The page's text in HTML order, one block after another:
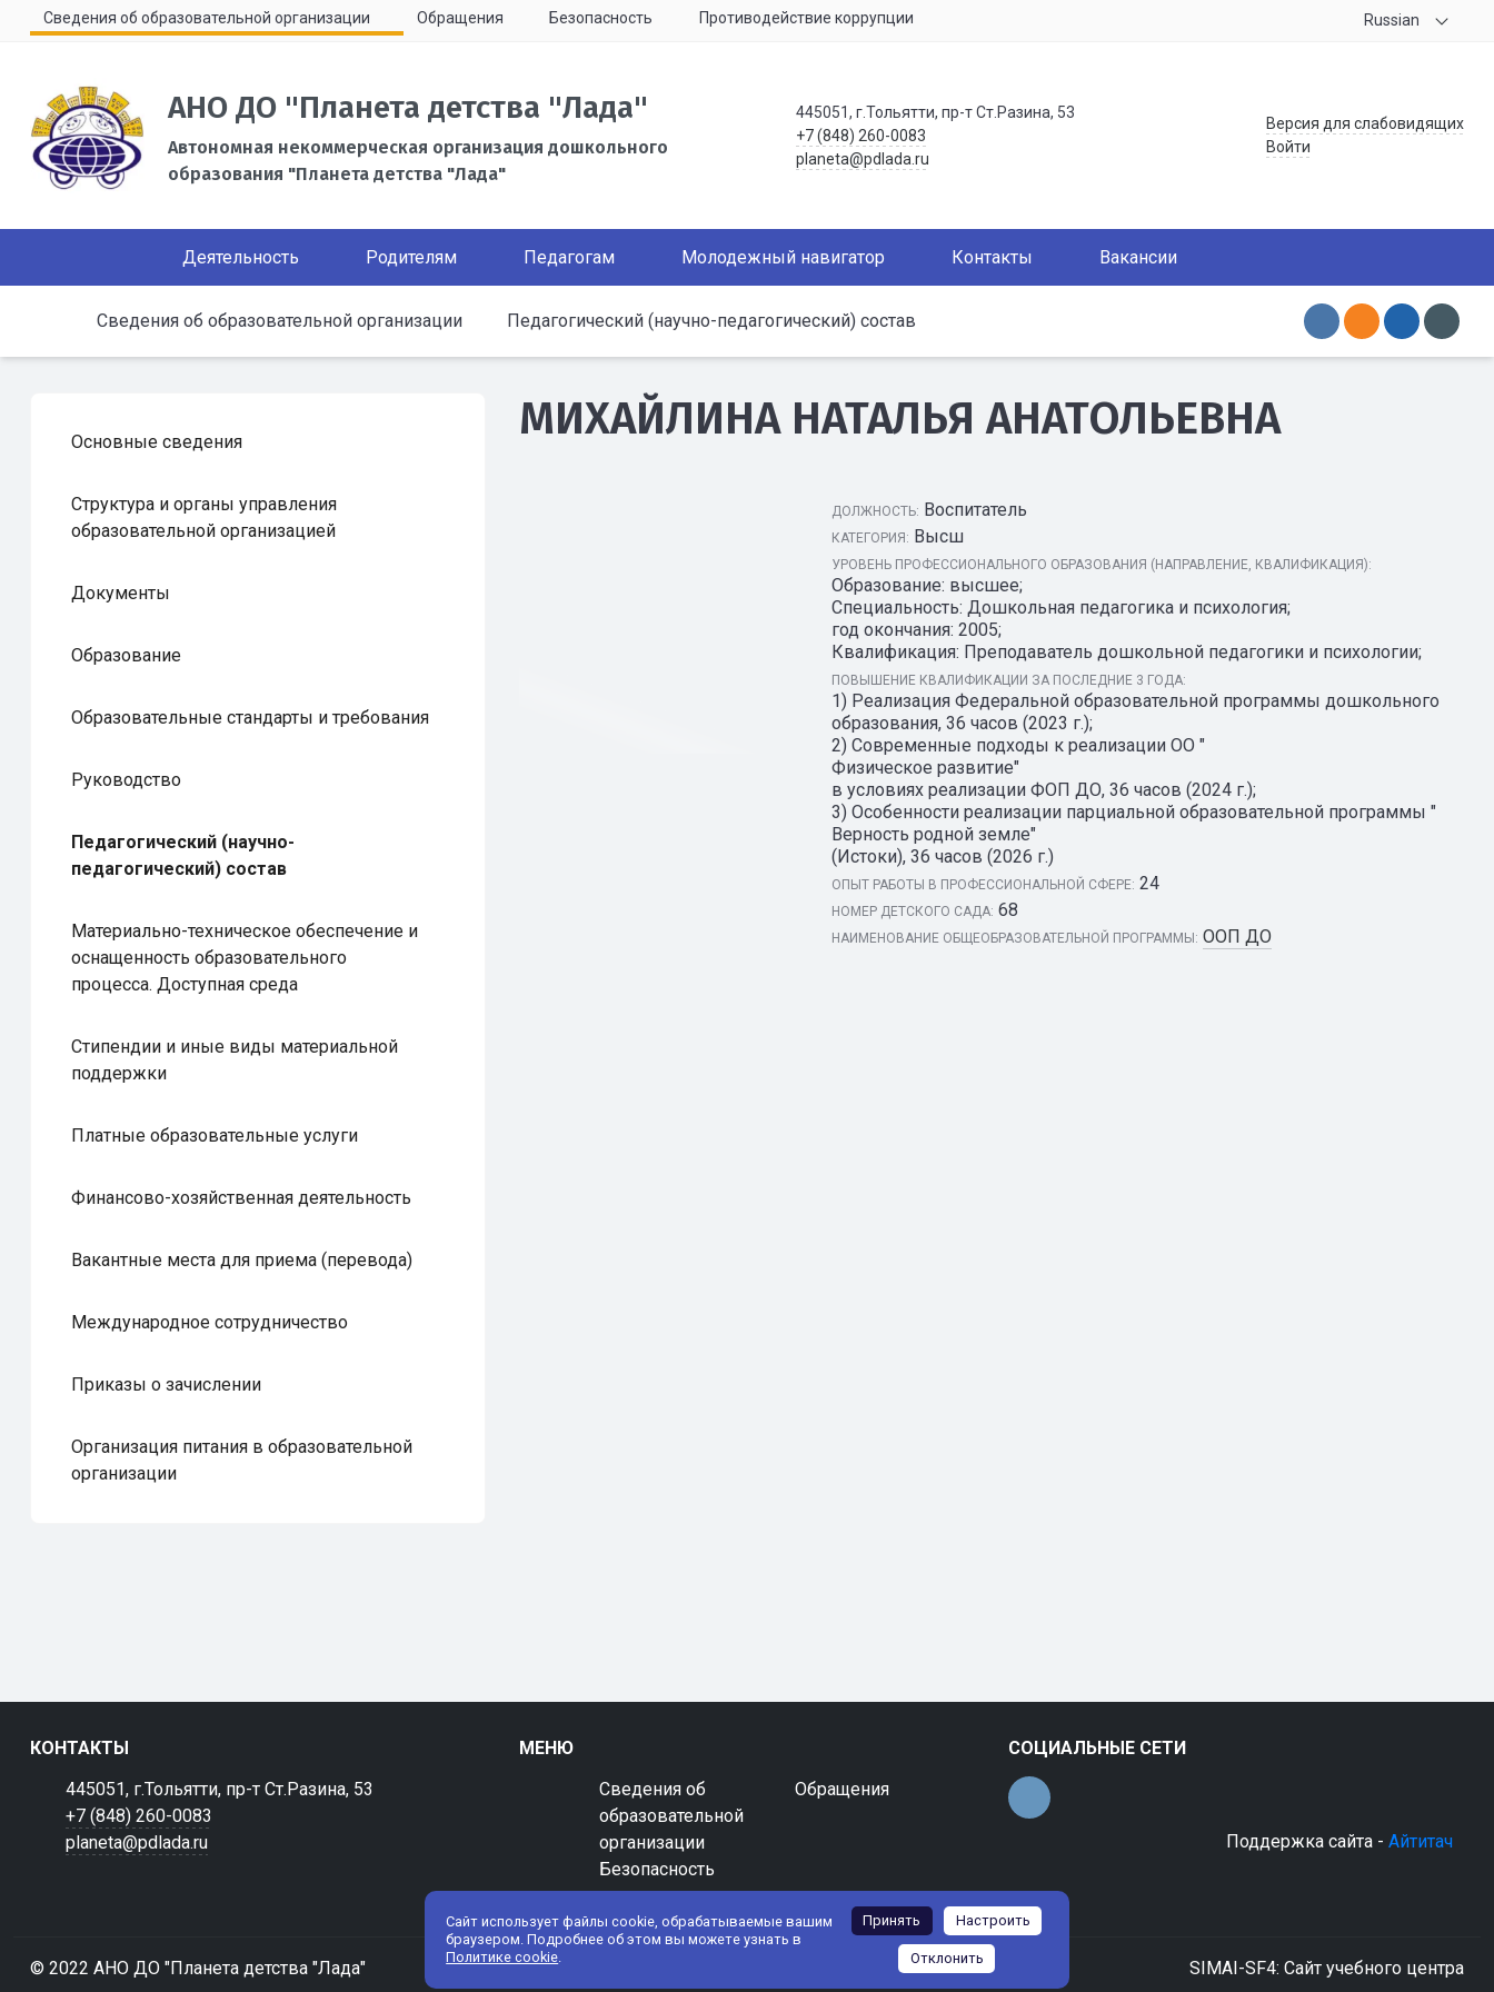
Сайт использует файлы cookie, обрабатываемые вашим
браузером. Подробнее об этом вы можете узнать в
Политике cookie
Принять Настроить
Отклонить
Сведения об образовательной организации Обращения Безопасность Противодействие коррупции Russian
АНО ДО "Планета детства "Лада"
Автономная некоммерческая организация дошкольного
образования "Планета детства "Лада"
445051, г.Тольятти, пр-т Ст.Разина, 53
+7 (848) 260-0083
planeta@pdlada.ru
Версия для слабовидящих
Войти
Деятельность Родителям Педагогам Молодежный навигатор Контакты Вакансии
Сведения об образовательной организации Педагогический (научно-педагогический) состав
Основные сведения
Структура и органы управления
образовательной организацией
Документы
Образование
Образовательные стандарты и требования
Руководство
Педагогический (научно-
педагогический) состав
Материально-техническое обеспечение и
оснащенность образовательного
процесса. Доступная среда
Стипендии и иные виды материальной
поддержки
Платные образовательные услуги
Финансово-хозяйственная деятельность
Вакантные места для приема (перевода)
Международное сотрудничество
Приказы о зачислении
Организация питания в образовательной
организации
МИХАЙЛИНА НАТАЛЬЯ АНАТОЛЬЕВНА
ДОЛЖНОСТЬ: Воспитатель
КАТЕГОРИЯ: Высш
УРОВЕНЬ ПРОФЕССИОНАЛЬНОГО ОБРАЗОВАНИЯ (НАПРАВЛЕНИЕ, КВАЛИФИКАЦИЯ):
Образование: высшее;
Специальность: Дошкольная педагогика и психология;
год окончания: 2005;
Квалификация: Преподаватель дошкольной педагогики и психологии;
ПОВЫШЕНИЕ КВАЛИФИКАЦИИ ЗА ПОСЛЕДНИЕ 3 ГОДА:
1) Реализация Федеральной образовательной программы дошкольного
образования, 36 часов (2023 г.);
2) Современные подходы к реализации ОО "
Физическое развитие"
в условиях реализации ФОП ДО, 36 часов (2024 г.);
3) Особенности реализации парциальной образовательной программы "
Верность родной земле"
(Истоки), 36 часов (2026 г.)
ОПЫТ РАБОТЫ В ПРОФЕССИОНАЛЬНОЙ СФЕРЕ: 24
НОМЕР ДЕТСКОГО САДА: 68
НАИМЕНОВАНИЕ ОБЩЕОБРАЗОВАТЕЛЬНОЙ ПРОГРАММЫ: ООП ДО
КОНТАКТЫ
445051, г.Тольятти, пр-т Ст.Разина, 53
+7 (848) 260-0083
planeta@pdlada.ru
МЕНЮ
Сведения об
образовательной
организации
Обращения
Безопасность
СОЦИАЛЬНЫЕ СЕТИ
Поддержка сайта - Айтитач
© 2022 АНО ДО "Планета детства "Лада" SIMAI-SF4: Сайт учебного центра